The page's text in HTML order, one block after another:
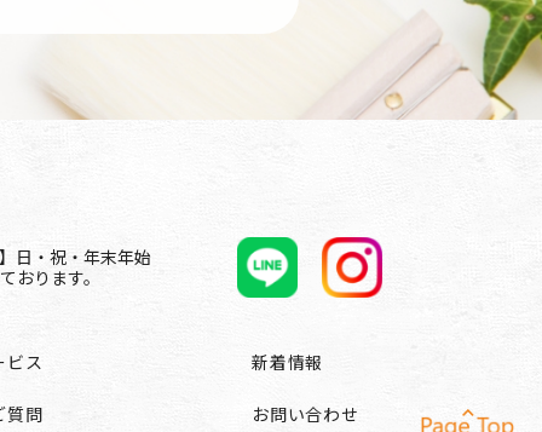
日・祝・年末年始
おります。
ビス
質問
新着情報
お問い合わせ